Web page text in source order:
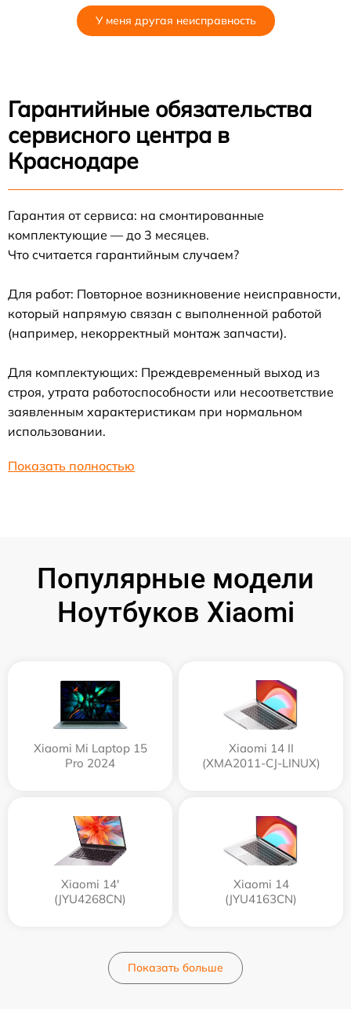
У меня другая неисправность
Гарантийные обязательства
сервисного центра в
Краснодаре
Гарантия от сервиса: на смонтированные
комплектующие — до 3 месяцев.
Что считается гарантийным случаем?
Для работ: Повторное возникновение неисправности,
который напрямую связан с выполненной работой
(например, некорректный монтаж запчасти).
Для комплектующих: Преждевременный выход из
строя, утрата работоспособности или несоответствие
заявленным характеристикам при нормальном
использовании.
Показать полностью
Популярные модели
Ноутбуков Xiaomi
Xiaomi Mi Laptop 15
Pro 2024
Xiaomi 14 II
(XMA2011-CJ-LINUX)
Xiaomi 14'
(JYU4268CN)
Xiaomi 14
(JYU4163CN)
Показать больше